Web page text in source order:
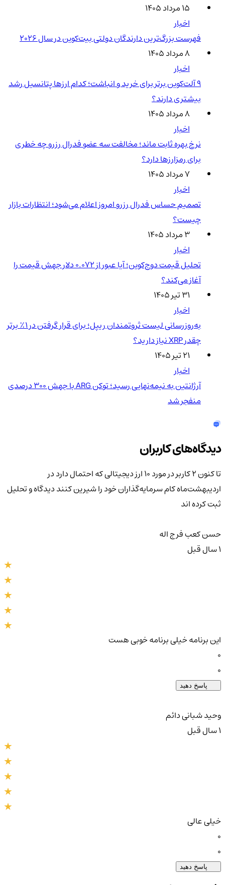
۱۵ مرداد ۱۴۰۵
اخبار
فهرست بزرگ‌ترین دارندگان دولتی بیت‌کوین در سال 2026
۸ مرداد ۱۴۰۵
اخبار
۹ آلت‌کوین برتر برای خرید و انباشت؛ کدام ارزها پتانسیل رشد
بیشتری دارند؟
۸ مرداد ۱۴۰۵
اخبار
نرخ بهره ثابت ماند؛ مخالفت سه عضو فدرال رزرو چه خطری
برای رمزارزها دارد؟
۷ مرداد ۱۴۰۵
اخبار
تصمیم حساس فدرال رزرو امروز اعلام می‌شود؛ انتظارات بازار
چیست؟
۳ مرداد ۱۴۰۵
اخبار
تحلیل قیمت دوج‌کوین؛ آیا عبور از ۰.۰۷۲ دلار جهش قیمت را
آغاز می‌کند؟
۳۱ تیر ۱۴۰۵
اخبار
به‌روزرسانی لیست ثروتمندان ریپل؛ برای قرار گرفتن در ۱٪ برتر
چقدر XRP نیاز دارید؟
۲۱ تیر ۱۴۰۵
اخبار
آرژانتین به نیمه‌نهایی رسید؛ توکن ARG با جهش ۳۰۰ درصدی
منفجر شد
دیدگاه‌های کاربران
تا کنون 2 کاربر در مورد
۱۰ ارز دیجیتالی که احتمال دارد در
اردیبهشت‌ماه کام سرمایه‌گذاران خود را شیرین کننددیدگاه و تحلیل
ثبت کرده اند
حسن کعب فرج اله
این برنامه خیلی برنامه خوبی هست
پاسخ دهید
وحید شبانی دائم
خیلی عالی
پاسخ دهید